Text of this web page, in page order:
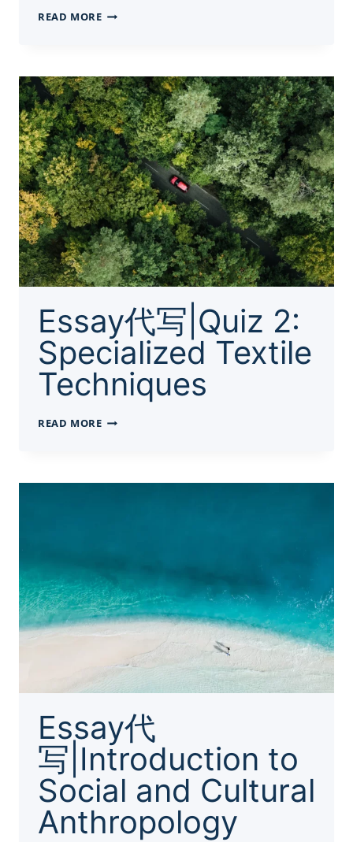
READ MOREESSAY
INTERPRET
AND
ANALYZE
Essay代写|Quiz 2:
Specialized Textile
Techniques
READ MOREESSAY
SPECIALIZED
Essay代
写|Introduction to
Social and Cultural
Anthropology